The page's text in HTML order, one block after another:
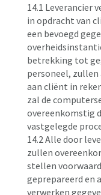
14.1 Leverancier
in opdracht van
een bevoegd
betrekking tot
personeel, zullen
aan cliënt in
zal de
overeenkomstig
vastgelegde
14.2 Alle door
zullen
stellen
geprepareerd en
verwerken